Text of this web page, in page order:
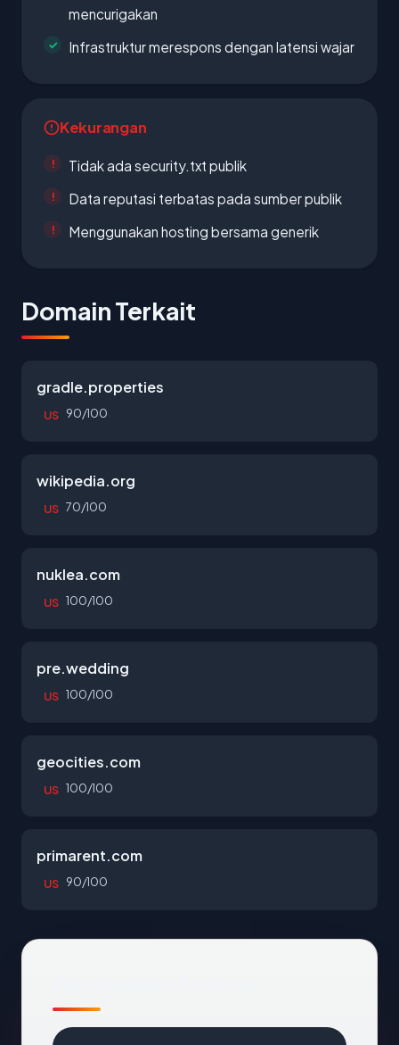
mencurigakan
Infrastruktur merespons dengan latensi wajar
Kekurangan
Tidak ada security.txt publik
Data reputasi terbatas pada sumber publik
Menggunakan hosting bersama generik
Domain Terkait
gradle.properties
US 90/100
wikipedia.org
US 70/100
nuklea.com
US 100/100
pre.wedding
US 100/100
geocities.com
US 100/100
primarent.com
US 90/100